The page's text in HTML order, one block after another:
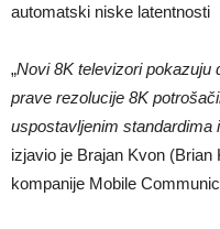
automatski niske latentnosti
„Novi 8K televizori pokazuju
prave rezolucije 8K
uspostavljenim standardima
izjavio je Brajan Kvon
kompanije Mobile